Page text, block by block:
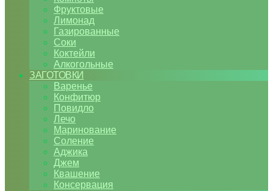
Фруктовые
Лимонад
Газированные
Соки
Коктейли
Алкогольные
ЗАГОТОВКИ
Варенье
Конфитюр
Повидло
Лечо
Маринование
Соление
Аджика
Джем
Квашение
Консервация